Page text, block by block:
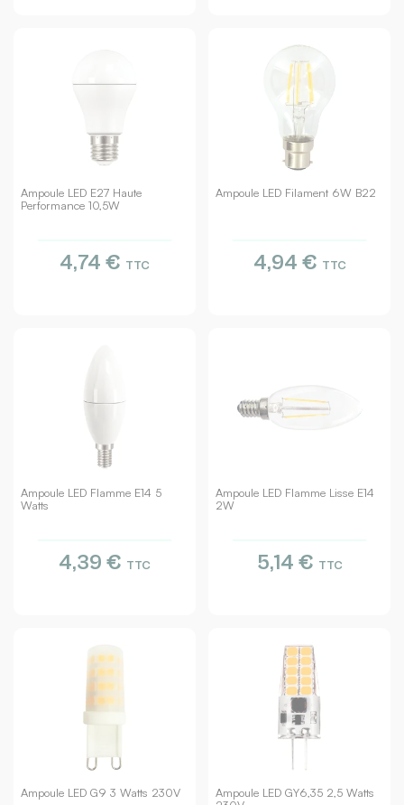
Ampoule LED E27 Haute
Performance 10,5W
4,74 € TTC
Ampoule LED Filament 6W B22
4,94 € TTC
Ampoule LED Flamme E14 5
Watts
4,39 € TTC
Ampoule LED Flamme Lisse E14
2W
5,14 € TTC
Ampoule LED G9 3 Watts 230V
Ampoule LED GY6,35 2,5 Watts